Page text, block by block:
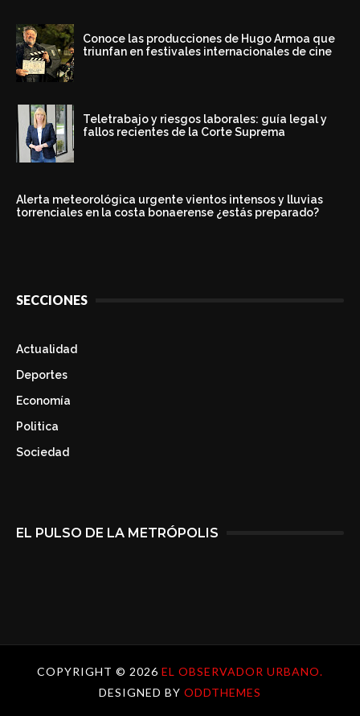
Conoce las producciones de Hugo Armoa que
triunfan en festivales internacionales de cine
Teletrabajo y riesgos laborales: guía legal y
fallos recientes de la Corte Suprema
Alerta meteorológica urgente vientos intensos y lluvias
torrenciales en la costa bonaerense ¿estás preparado?
SECCIONES
Actualidad
Deportes
Economía
Politica
Sociedad
EL PULSO DE LA METRÓPOLIS
COPYRIGHT © 2026 EL OBSERVADOR URBANO.
DESIGNED BY ODDTHEMES